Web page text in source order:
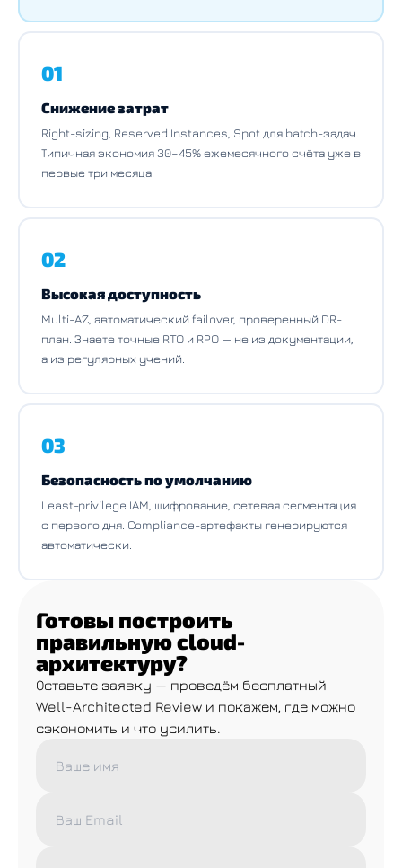
01
Снижение затрат
Right-sizing, Reserved Instances, Spot для batch-задач.
Типичная экономия 30–45% ежемесячного счёта уже в
первые три месяца.
02
Высокая доступность
Multi-AZ, автоматический failover, проверенный DR-
план. Знаете точные RTO и RPO — не из документации,
а из регулярных учений.
03
Безопасность по умолчанию
Least-privilege IAM, шифрование, сетевая сегментация
с первого дня. Compliance-артефакты генерируются
автоматически.
Готовы построить
правильную cloud-
архитектуру?
Оставьте заявку — проведём бесплатный
Well-Architected Review и покажем, где можно
сэкономить и что усилить.